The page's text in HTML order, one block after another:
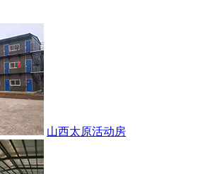
山西太原活动房